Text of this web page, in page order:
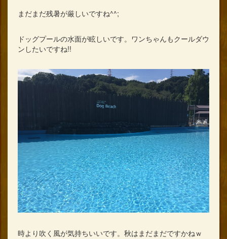
まだまだ残暑が厳しいですね^^;
ドッグプールの水面が眩しいです。ワンちゃんもクールダウ
ンしたいですね!!
時より吹く風が気持ちいいです。秋はまだまだですかねｗ